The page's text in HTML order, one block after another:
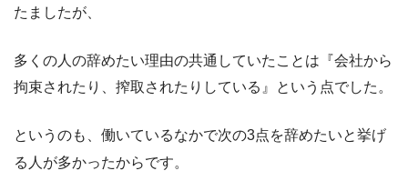
たましたが、
多くの人の辞めたい理由の共通していたことは『会社から
拘束されたり、搾取されたりしている』という点でした。
というのも、働いているなかで次の3点を辞めたいと挙げ
る人が多かったからです。